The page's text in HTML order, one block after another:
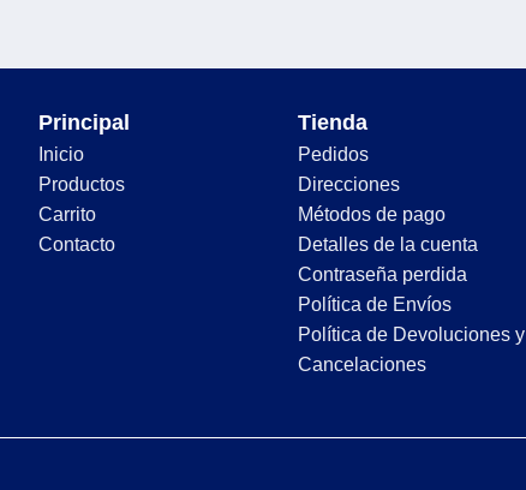
Principal
Inicio
Productos
Carrito
Contacto
Tienda
Pedidos
Direcciones
Métodos de pago
Detalles de la cuenta
Contraseña perdida
Política de Envíos
Política de Devoluciones y
Cancelaciones